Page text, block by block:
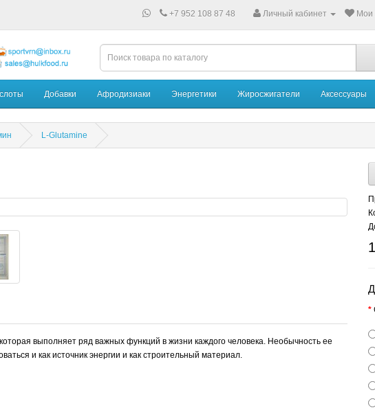
+7 952 108 87 48 Личный кабинет Мои
Добавки Афродизиаки Энергетики Жиросжигатели Аксессуары
L-Glutamine
выполняет ряд важных функций в жизни каждого человека. Необычность ее
и как источник энергии и как строительный материал.